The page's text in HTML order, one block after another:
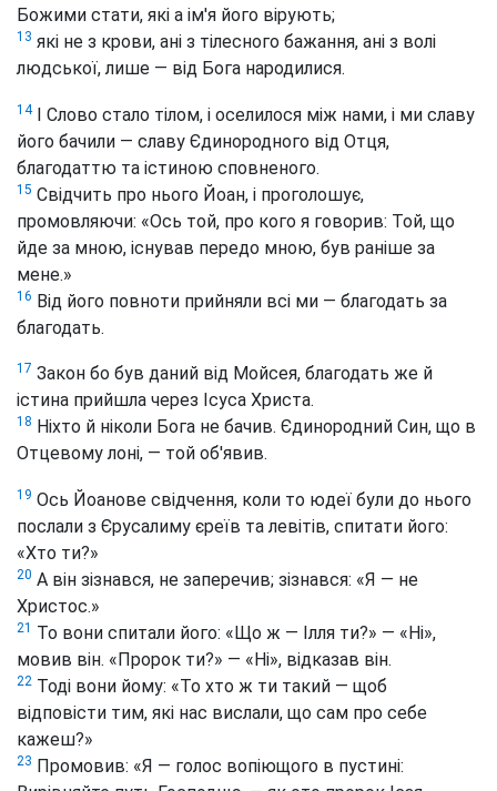
Божими стати, які а ім'я його вірують;
13 які не з крови, ані з тілесного бажання, ані з волі
людської, лише — від Бога народилися.
14І Слово стало тілом, і оселилося між нами, і ми славу
його бачили — славу Єдинородного від Отця,
благодаттю та істиною сповненого.
15 Свідчить про нього Йоан, і проголошує,
промовляючи: «Ось той, про кого я говорив: Той, що
йде за мною, існував передо мною, був раніше за
мене.»
16 Від його повноти прийняли всі ми — благодать за
благодать.
17 Закон бо був даний від Мойсея, благодать же й
істина прийшла через Ісуса Христа.
18 Ніхто й ніколи Бога не бачив. Єдинородний Син, що в
Отцевому лоні, — той об'явив.
19 Ось Йоанове свідчення, коли то юдеї були до нього
послали з Єрусалиму єреїв та левітів, спитати його:
«Хто ти?»
20 А він зізнався, не заперечив; зізнався: «Я — не
Христос.»
21 То вони спитали його: «Що ж — Ілля ти?» — «Ні»,
мовив він. «Пророк ти?» — «Ні», відказав він.
22 Тоді вони йому: «То хто ж ти такий — щоб
відповісти тим, які нас вислали, що сам про себе
кажеш?»
23 Промовив: «Я — голос вопіющого в пустині: